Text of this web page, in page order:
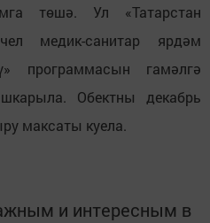
төшә. Ул «Татарстан
медик-санитар ярдәм
программасын гамәлгә
Обектны декабрь
максаты куела.
и интересным в